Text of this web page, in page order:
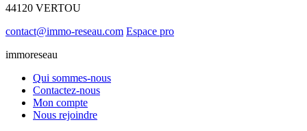
44120 VERTOU
contact@immo-reseau.com Espace pro
immoreseau
Qui sommes-nous
Contactez-nous
Mon compte
Nous rejoindre